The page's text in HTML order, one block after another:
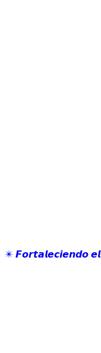
✴️ 𝙁𝙤𝙧𝙩𝙖𝙡𝙚𝙘𝙞𝙚𝙣𝙙𝙤